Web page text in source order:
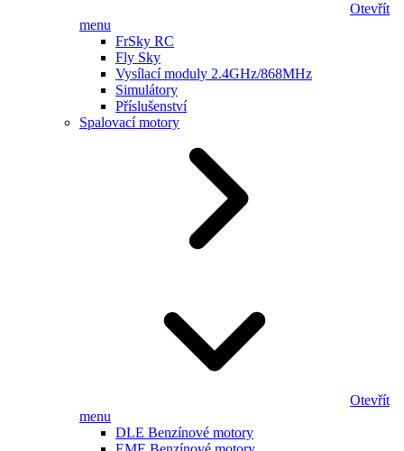
Otevřít
menu
FrSky RC
Fly Sky
Vysílací moduly 2.4GHz/868MHz
Simulátory
Příslušenství
Spalovací motory
Otevřít
menu
DLE Benzínové motory